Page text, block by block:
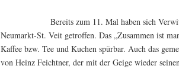
Bereits zum 11. Mal haben sich
Neumarkt-St. Veit getroffen. Das „Zusammen ist
Kaffee bzw. Tee und Kuchen spürbar. Auch das
von Heinz Feichtner, der mit der Geige wieder